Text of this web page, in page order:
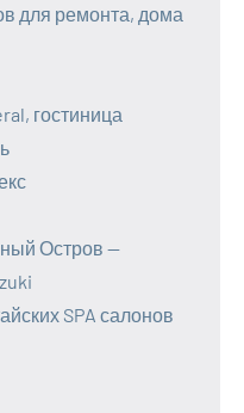
для ремонта, дома
гостиница
Остров —
SPA салонов